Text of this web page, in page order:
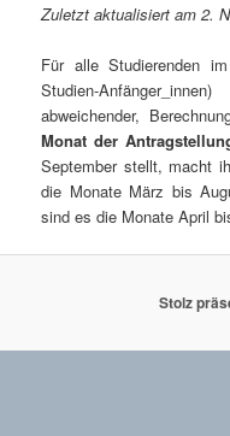
Zuletzt aktualisiert am 2.
Für alle Studierenden
Studien-
abweichender,
Monat der
September stellt, macht
die Monate März bis
sind es die Monate April
Stolz